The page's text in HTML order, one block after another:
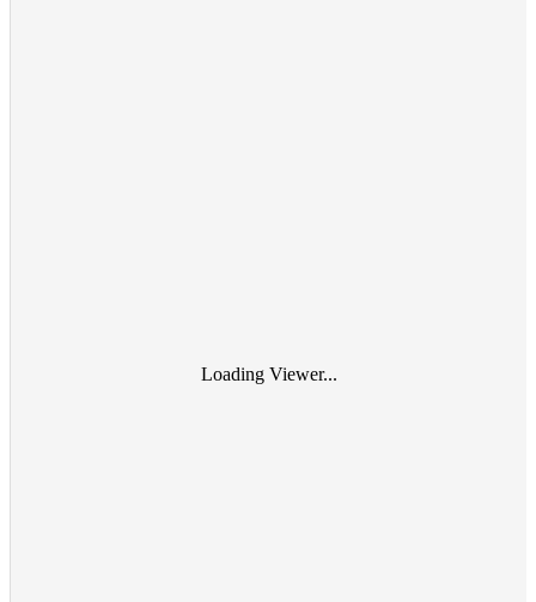
Loading Viewer...